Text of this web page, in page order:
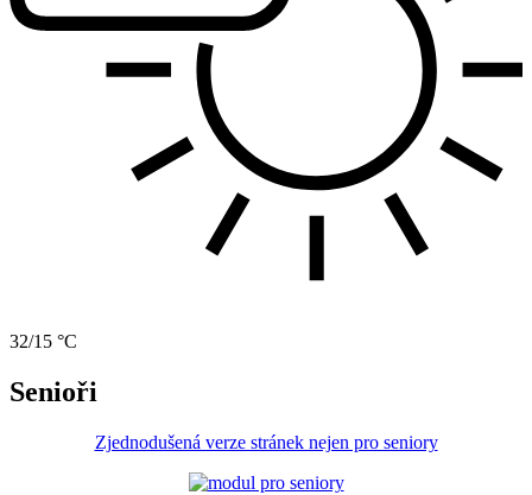
32/15 °C
Senioři
Zjednodušená verze stránek nejen pro seniory